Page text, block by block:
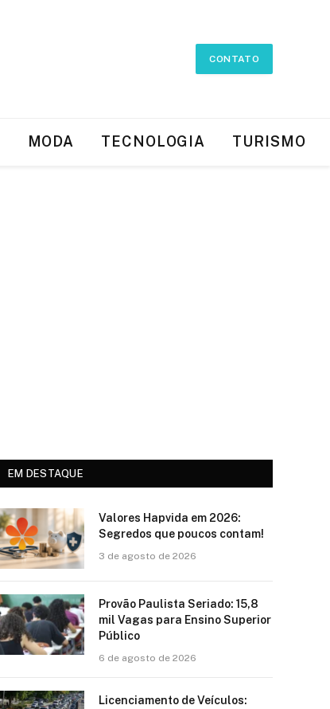
CONTATO
MODA TECNOLOGIA TURISMO
EM DESTAQUE
Valores Hapvida em 2026:
Segredos que poucos contam!
3 de agosto de 2026
Provão Paulista Seriado: 15,8
mil Vagas para Ensino Superior
Público
6 de agosto de 2026
Licenciamento de Veículos: